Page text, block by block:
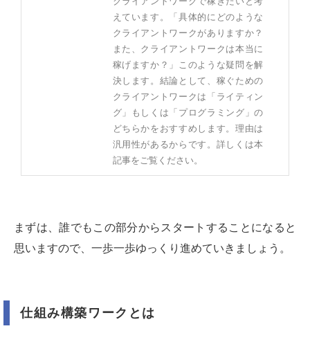
えています。「具体的にどのような
クライアントワークがありますか？
また、クライアントワークは本当に
稼げますか？」このような疑問を解
決します。結論として、稼ぐための
クライアントワークは「ライティン
グ」もしくは「プログラミング」の
どちらかをおすすめします。理由は
汎用性があるからです。詳しくは本
記事をご覧ください。
まずは、誰でもこの部分からスタートすることになると
思いますので、一歩一歩ゆっくり進めていきましょう。
仕組み構築ワークとは